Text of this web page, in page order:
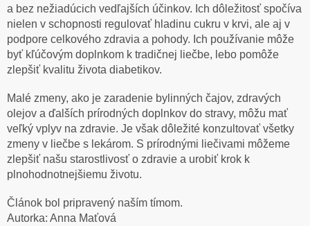
a bez nežiadúcich vedľajších účinkov. Ich dôležitosť spočíva
nielen v schopnosti regulovať hladinu cukru v krvi, ale aj v
podpore celkového zdravia a pohody. Ich používanie môže
byť kľúčovým doplnkom k tradičnej liečbe, lebo pomôže
zlepšiť kvalitu života diabetikov.
Malé zmeny, ako je zaradenie bylinných čajov, zdravých
olejov a ďalších prírodných doplnkov do stravy, môžu mať
veľký vplyv na zdravie. Je však dôležité konzultovať všetky
zmeny v liečbe s lekárom. S prírodnými liečivami môžeme
zlepšiť našu starostlivosť o zdravie a urobiť krok k
plnohodnotnejšiemu životu.
Článok bol pripravený naším tímom.
Autorka: Anna Maťová